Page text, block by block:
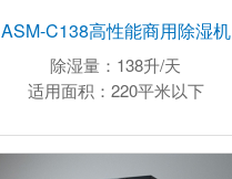
ASM-C138高性能商用除湿机
除湿量：138升/天
适用面积：220平米以下